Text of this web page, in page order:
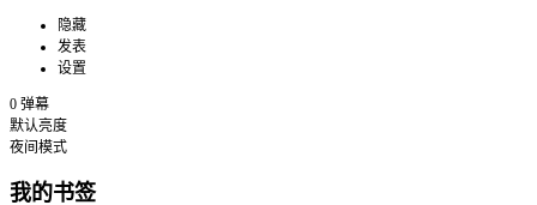
隐藏
发表
设置
0 弹幕
默认亮度
夜间模式
我的书签